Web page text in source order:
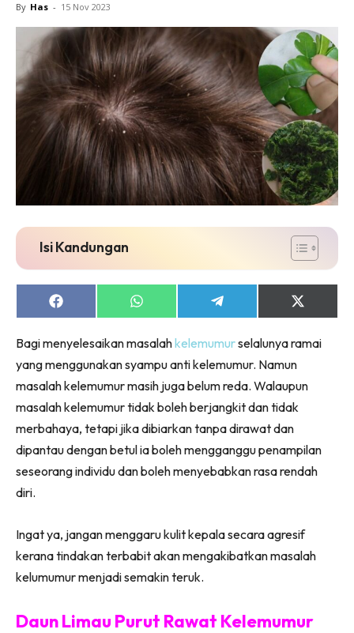
By Has - 15 Nov 2023
Isi Kandungan
Share
on
Share
on
Share
on
Share
on
(Twitter)
Bagi menyelesaikan masalahkelemumurselalunya ramai
yang menggunakan syampu anti kelemumur. Namun
masalah kelemumur masih juga belum reda. Walaupun
masalah kelemumur tidak boleh berjangkit dan tidak
merbahaya, tetapi jika dibiarkan tanpa dirawat dan
dipantau dengan betul ia boleh mengganggu penampilan
seseorang individu dan boleh menyebabkan rasa rendah
diri.
Ingat ya, jangan menggaru kulit kepala secara agresif
kerana tindakan terbabit akan mengakibatkan masalah
kelumumur menjadi semakin teruk.
Daun Limau Purut Rawat Kelemumur